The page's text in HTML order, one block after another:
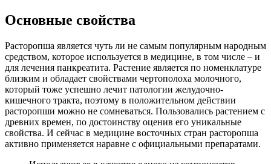
Основные свойства
Расторопша является чуть ли не самым популярным народным
средством, которое используется в медицине, в том числе – и
для лечения панкреатита. Растение является по номенклатуре
близким и обладает свойствами чертополоха молочного,
который тоже успешно лечит патологии желудочно-
кишечного тракта, поэтому в положительном действии
расторопши можно не сомневаться. Пользовались растением с
древних времен, по достоинству оценив его уникальные
свойства. И сейчас в медицине восточных стран расторопша
активно применяется наравне с официальными препаратами.